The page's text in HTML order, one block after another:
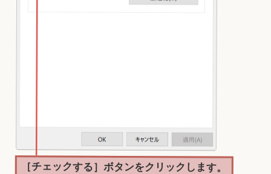
［チェックする］ボタンをクリックします。